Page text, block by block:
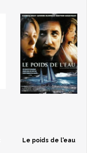
Le poids de l'eau